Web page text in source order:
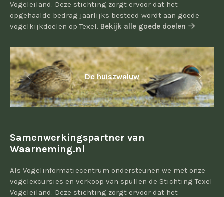
Vogeleiland. Deze stichting zorgt ervoor dat het
opgehaalde bedrag jaarlijks besteed wordt aan goede
vogelkijkdoelen op Texel. Bekijk alle goede doelen
De huiszwaluw
Samenwerkingspartner van
Waarneming.nl
Als Vogelinformatiecentrum ondersteunen we met onze
vogelexcursies en verkoop van spullen de Stichting Texel
Vogeleiland. Deze stichting zorgt ervoor dat het